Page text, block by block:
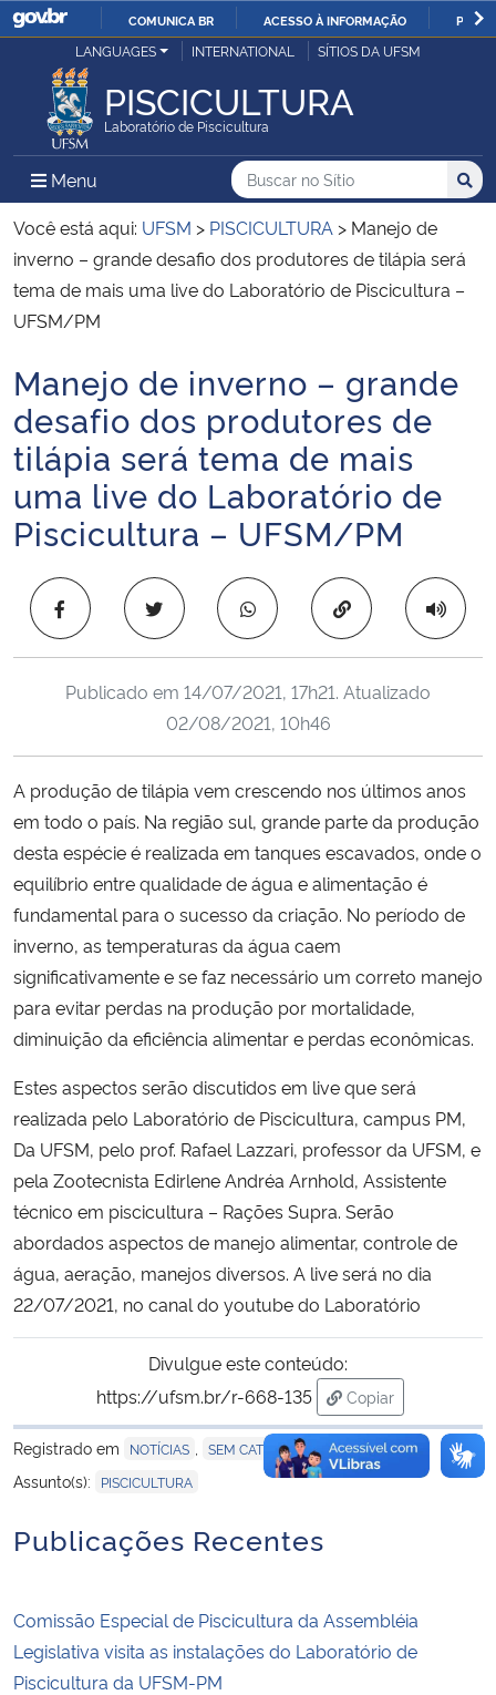
IR
O
COMUNICA BR ACESSO À INFORMAÇÃO
Ministério da Justiça e Segurança Pública
Ministério da Defesa
Ministério das Relações Exteriores
Ministério da Economia
Ministério da Agricultura, Pecuária e Abastecimento
Ministério da Educação
Ministério da Cidadania
Ministério da Saúde
Ministério de Minas e Energia
Ministério da Ciência, Tecnologia, Inovações e Comunicações
Ministério do Turismo
Ministério do Desenvolvimento Regional
Controladoria-Geral da União
Ministério da Mulher, da Família e dos Direitos Humanos
Secretaria-Geral
Secretaria de Governo
Gabinete de Segurança Institucional
Advocacia-Geral da União
Banco Central do Brasil
Planalto
LANGUAGES INTERNATIONAL SÍTIOS DA UFSM
PISCICULTURA
Laboratório de Piscicultura
Menu Menu Principal do Sítio
Busca
Buscar no no Sítio
Busca:
Você está aqui: UFSM > PISCICULTURA > Manejo de
inverno – grande desafio dos produtores de tilápia será
tema de mais uma live do Laboratório de Piscicultura –
UFSM/PM
Início do conteúdo
Manejo de inverno – grande
desafio dos produtores de
tilápia será tema de mais
uma live do Laboratório de
Piscicultura – UFSM/PM
Copiar para área
Publicado em 14/07/2021, 17h21. Atualizado
02/08/2021, 10h46
A produção de tilápia vem crescendo nos últimos anos
em todo o país. Na região sul, grande parte da produção
desta espécie é realizada em tanques escavados, onde o
equilíbrio entre qualidade de água e alimentação é
fundamental para o sucesso da criação. No período de
inverno, as temperaturas da água caem
significativamente e se faz necessário um correto manejo
para evitar perdas na produção por mortalidade,
diminuição da eficiência alimentar e perdas econômicas.
Estes aspectos serão discutidos em live que será
realizada pelo Laboratório de Piscicultura, campus PM,
Da UFSM, pelo prof. Rafael Lazzari, professor da UFSM, e
pela Zootecnista Edirlene Andréa Arnhold, Assistente
técnico em piscicultura – Rações Supra. Serão
abordados aspectos de manejo alimentar, controle de
água, aeração, manejos diversos. A live será no dia
22/07/2021, no canal do youtube do Laboratório
Divulgue este conteúdo:
https://ufsm.br/r-668-135
Copiar
para área de
Registrado em
NOTÍCIAS SEM CATEGORIA
Assunto(s): PISCICULTURA
Publicações Recentes
Comissão Especial de Piscicultura da Assembléia
Legislativa visita as instalações do Laboratório de
Piscicultura da UFSM-PM